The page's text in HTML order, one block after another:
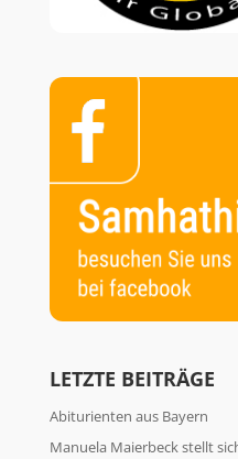
LETZTE BEITRÄGE
Abiturienten aus Bayern
Manuela Maierbeck stellt